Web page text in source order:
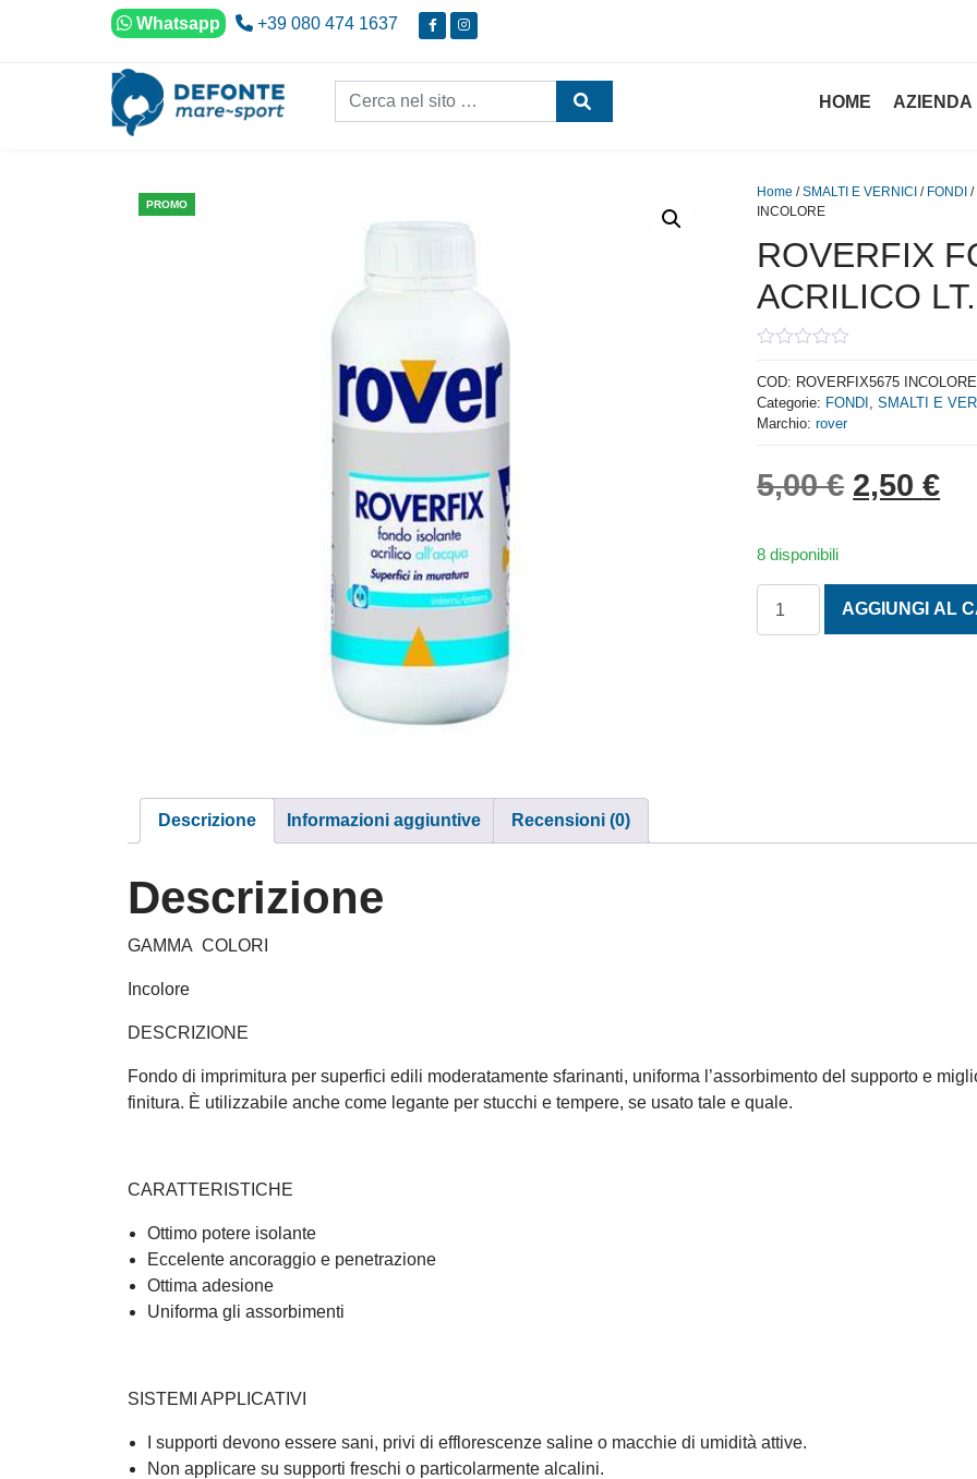
Vai al contenuto
Whatsapp +39 080 474 1637
Cerca nel sito...
HOME AZIENDA
PROMO
Home /SMALTI E VERNICI / FONDI /
INCOLORE
ROVERFIX
ACRILICO
out
of
5
COD: ROVERFIX5675
Categorie: FONDI ,SMALTI E
Marchio:rover
5,00€ Il
2,50€Il
8 disponibili
AGGIUNGI AL
Descrizione Informazioni aggiuntive Recensioni (0)
Descrizione
GAMMA COLORI
Incolore
DESCRIZIONE
Fondo di imprimitura per superfici edili moderatamente sfarinanti, uniforma l’assorbimento del supporto e
finitura. È utilizzabile anche come legante per stucchi e tempere, se usato tale e quale.
CARATTERISTICHE
Ottimo potere isolante
Eccelente ancoraggio e penetrazione
Ottima adesione
Uniforma gli assorbimenti
SISTEMI APPLICATIVI
I supporti devono essere sani, privi di efflorescenze saline o macchie di umidità attive.
Non applicare su supporti freschi o particolarmente alcalini.